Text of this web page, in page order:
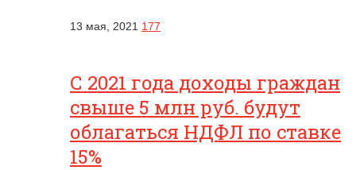
13 мая, 2021 177
С 2021 года доходы граждан
свыше 5 млн руб. будут
облагаться НДФЛ по ставке
15%